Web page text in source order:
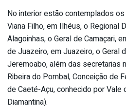
No interior estão contemplados
Viana Filho, em Ilhéus, o Regional
Alagoinhas, o Geral de Camaçari,
de Juazeiro, em Juazeiro, o Geral
Jeremoabo, além das secretarias
Ribeira do Pombal, Conceição de
de Caeté-Açu, conhecido por Vale
Diamantina).